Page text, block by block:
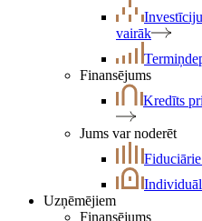
vairāk
Finansējums
Kredīts
Jums var noderēt
Uzņēmējiem
Finansējums